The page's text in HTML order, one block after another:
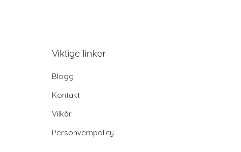
Viktige linker
Blogg
Kontakt
Vilkår
Personvernpolicy